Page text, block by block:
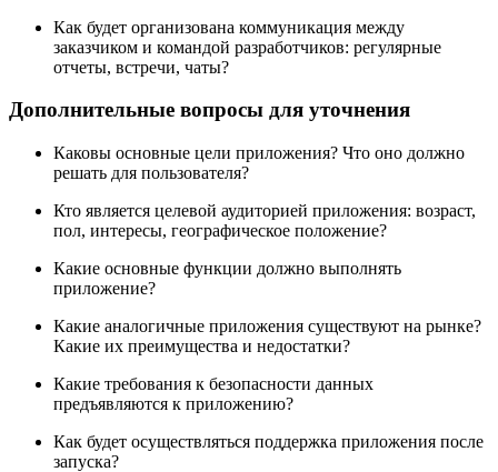
Как будет организована коммуникация между
заказчиком и командой разработчиков: регулярные
отчеты, встречи, чаты?
Дополнительные вопросы для уточнения
Каковы основные цели приложения? Что оно должно
решать для пользователя?
Кто является целевой аудиторией приложения: возраст,
пол, интересы, географическое положение?
Какие основные функции должно выполнять
приложение?
Какие аналогичные приложения существуют на рынке?
Какие их преимущества и недостатки?
Какие требования к безопасности данных
предъявляются к приложению?
Как будет осуществляться поддержка приложения после
запуска?